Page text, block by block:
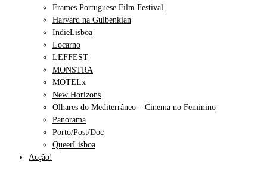
Frames Portuguese Film Festival
Harvard na Gulbenkian
IndieLisboa
Locarno
LEFFEST
MONSTRA
MOTELx
New Horizons
Olhares do Mediterrâneo – Cinema no Feminino
Panorama
Porto/Post/Doc
QueerLisboa
Acção!